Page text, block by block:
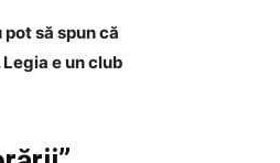
să spun că
e un club